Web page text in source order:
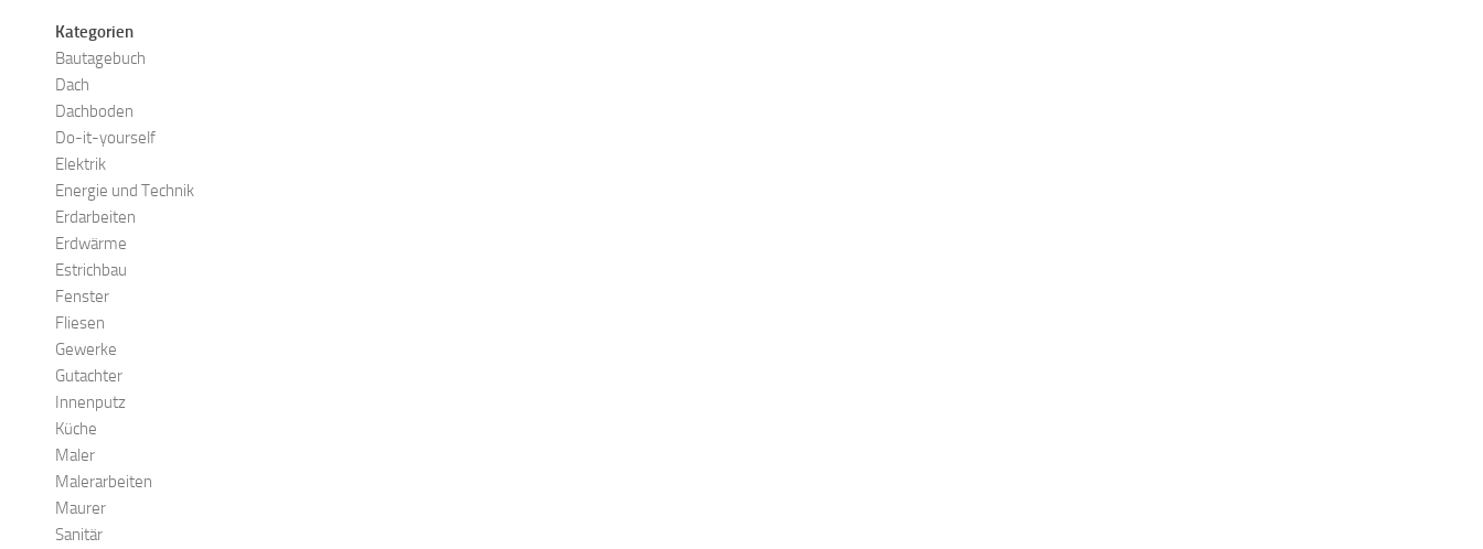
Kategorien
Bautagebuch
Dach
Dachboden
Do-it-yourself
Elektrik
Energie und Technik
Erdarbeiten
Erdwärme
Estrichbau
Fenster
Fliesen
Gewerke
Gutachter
Innenputz
Küche
Maler
Malerarbeiten
Maurer
Sanitär